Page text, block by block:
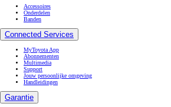
Accessoires
Onderdelen
Banden
Connected Services
MyToyota App
Abonnementen
Multimedia
Support
Jouw persoonlijke omgeving
Handleidingen
Garantie